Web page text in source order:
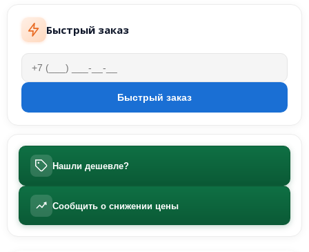
Быстрый заказ
Нашли дешевле?
Сообщить о снижении цены